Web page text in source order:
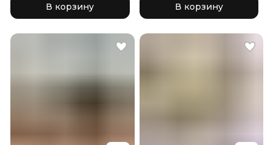
В корзину В корзину